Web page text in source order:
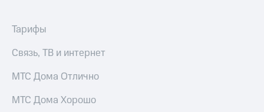
Тарифы
Связь, ТВ и интернет
МТС Дома Отлично
МТС Дома Хорошо